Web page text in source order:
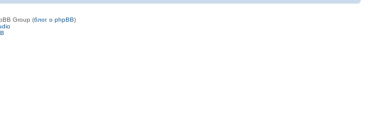
Group (блог о phpBB)